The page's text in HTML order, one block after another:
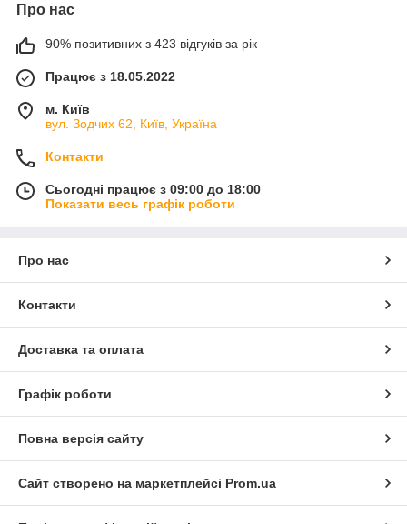
Про нас
90% позитивних з 423 відгуків за рік
Працює з 18.05.2022
м. Київ
вул. Зодчих 62, Київ, Україна
Контакти
Сьогодні працює з 09:00 до 18:00
Показати весь графік роботи
Про нас
Контакти
Доставка та оплата
Графік роботи
Повна версія сайту
Сайт створено на маркетплейсі Prom.ua